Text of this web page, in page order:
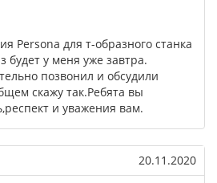
Persona для т-образного станка
будет у меня уже завтра.
позвонил и обсудили
скажу так.Ребята вы
и уважения вам.
20.11.2020